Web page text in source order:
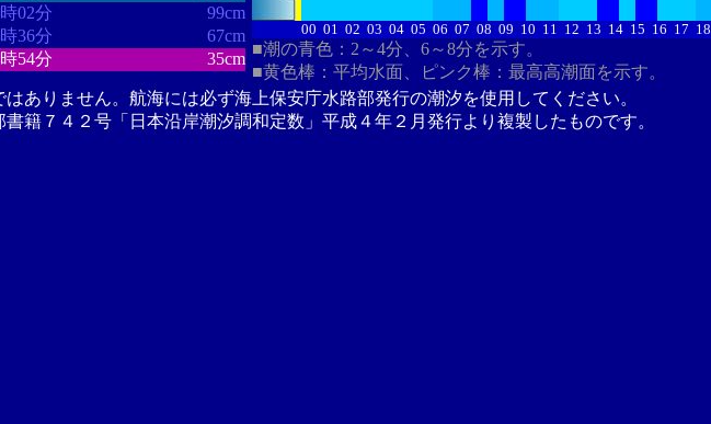
02分
99cm
36分
67cm
54分 35cm
00 01 02 03 04 05 06 07 08 09 10 11 12 13 14 15 16 17 18
■潮の青色：2～4分、6～8分を示す。
■黄色棒：平均水面、ピンク棒：最高高潮面を示す。
ありません。航海には必ず海上保安庁水路部発行の潮汐を使用してください。
籍７４２号「日本沿岸潮汐調和定数」平成４年２月発行より複製したものです。